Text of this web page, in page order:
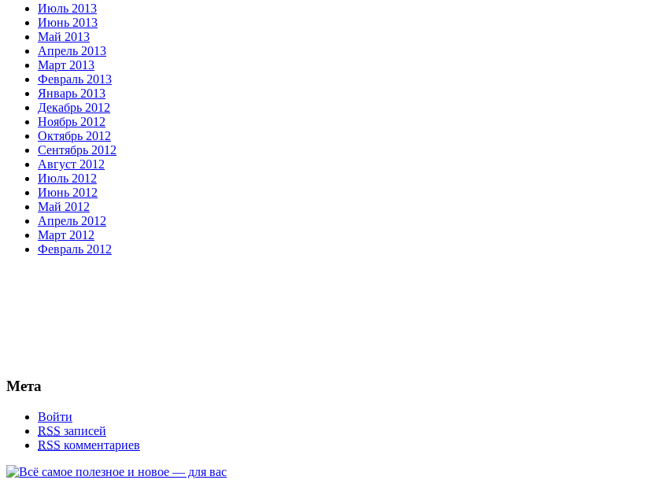
Июль 2013
Июнь 2013
Май 2013
Апрель 2013
Март 2013
Февраль 2013
Январь 2013
Декабрь 2012
Ноябрь 2012
Октябрь 2012
Сентябрь 2012
Август 2012
Июль 2012
Июнь 2012
Май 2012
Апрель 2012
Март 2012
Февраль 2012
Мета
Войти
RSS записей
RSS комментариев